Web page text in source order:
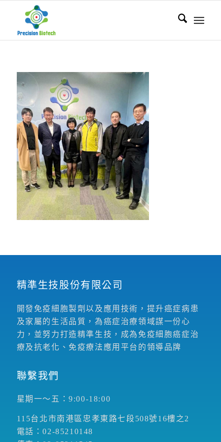
精準生技股份有限公司
開發免疫細胞製劑以及應用技術，提升癌症病患
及家屬的生活品質，為癌症治療領域謀一份心
力，並努力打造精準生技，成為免疫細胞癌症治
療及抗老化、免疫療法應用平台的領導品牌
聯繫我們
星期一～五：9:00-18:00
115台北市南港區忠孝東路七段508號16樓之2
電話：02-85210148